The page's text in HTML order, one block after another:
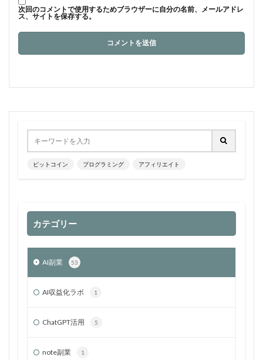
次回のコメントで使用するためブラウザーに自分の名前、メールアドレ
ス、サイトを保存する。
ビットコイン プログラミング アフィリエイト
カテゴリー
AI副業 53
AI収益化ラボ 1
ChatGPT活用 5
note副業 1